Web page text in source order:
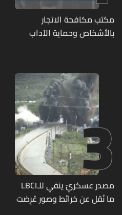
مكتب مكافحة الاتجار
بالأشخاص وحماية الآداب
متورطين
3
مصدر عسكريّ ينفي للـLBCI
ما نُقل عن خرائط وصور عُرِضت